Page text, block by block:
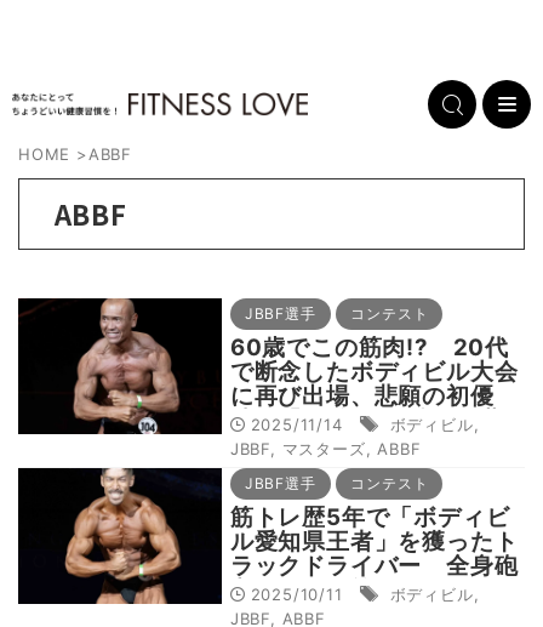
HOME >ABBF
ABBF
JBBF選手 コンテスト
60歳でこの筋肉!? 20代
で断念したボディビル大会
に再び出場、悲願の初優
勝 「40年願い続けて夢
が叶った」【筋トレ】
2025/11/14 ボディビル
JBBF
マスターズ ABBF
JBBF選手 コンテスト
筋トレ歴5年で「ボディビ
ル愛知県王者」を獲ったト
ラックドライバー 全身砲
丸のような筋肉を作った鍵
は「強度とボリューム」
2025/10/11 ボディビル
JBBF
ABBF